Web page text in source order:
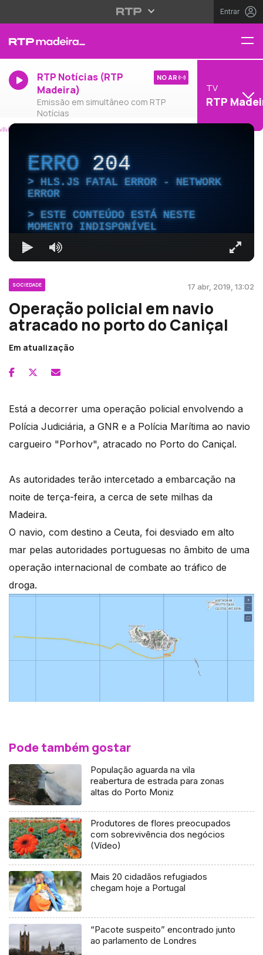
Entrar
RTP Notícias (RTP
Madeira)
Emissão em simultâneo com RTP
Notícias
NO AR
TV
RTP
ERRO204
HLS.JS FATAL ERROR - NETWORK
ERROR
ESTE CONTEÚDO ESTÁ NESTE
MOMENTO INDISPONÍVEL
SOCIEDADE 17 abr, 2019, 13:02
Operação policial em navio
atracado no porto do Caniçal
Em atualização
Está a decorrer uma operação policial envolvendo a
Polícia Judiciária, a GNR e a Polícia Marítima ao navio
cargueiro "Porhov", atracado no Porto do Caniçal.
As autoridades terão intercetado a embarcação na
noite de terça-feira, a cerca de sete milhas da
Madeira.
O navio, com destino a Ceuta, foi desviado em alto
mar pelas autoridades portuguesas no âmbito de uma
operação internacional de combate ao tráfico de
droga.
Pode também gostar
População aguarda na vila
reabertura de estrada para zonas
altas do Porto Moniz
Produtores de flores preocupados
com sobrevivência dos negócios
(Vídeo)
Mais 20 cidadãos refugiados
chegam hoje a Portugal
“Pacote suspeito” encontrado junto
ao parlamento de Londres